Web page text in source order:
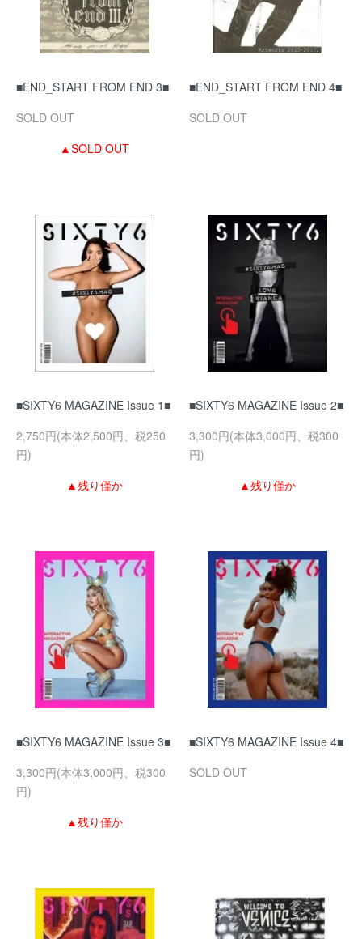
■END_START FROM END 3■
SOLD OUT
▲SOLD OUT
■END_START FROM END 4■
SOLD OUT
■SIXTY6 MAGAZINE Issue 1■
2,750円(本体2,500円、税250
円)
▲残り僅か
■SIXTY6 MAGAZINE Issue 2■
3,300円(本体3,000円、税300
円)
▲残り僅か
■SIXTY6 MAGAZINE Issue 3■
3,300円(本体3,000円、税300
円)
▲残り僅か
■SIXTY6 MAGAZINE Issue 4■
SOLD OUT